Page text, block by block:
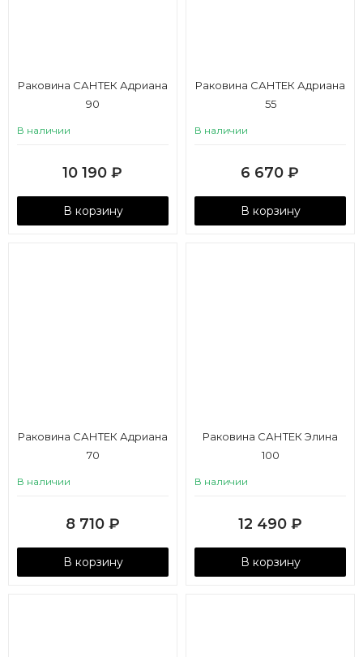
Раковина САНТЕК Адриана
90
В наличии
10 190 ₽
В корзину
Раковина САНТЕК Адриана
55
В наличии
6 670 ₽
В корзину
Раковина САНТЕК Адриана
70
В наличии
8 710 ₽
В корзину
Раковина САНТЕК Элина
100
В наличии
12 490 ₽
В корзину